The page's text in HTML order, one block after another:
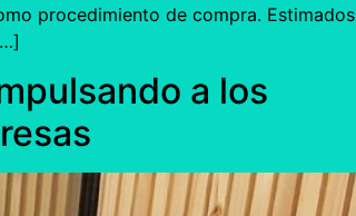
procedimiento de compra. Estimados
a los